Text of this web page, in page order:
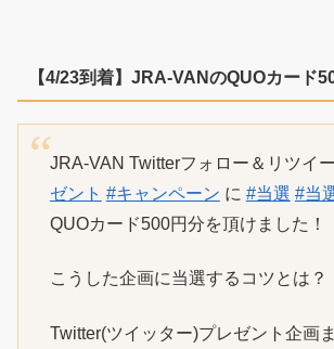
【4/23到着】JRA-VANのQUOカード
JRA-VAN Twitterフォロー＆リツイ
ゼント #キャンペーン に #当選 #当
QUOカード500円分を頂けました！
こうした企画に当選するコツとは？
Twitter(ツイッター)プレゼント企画